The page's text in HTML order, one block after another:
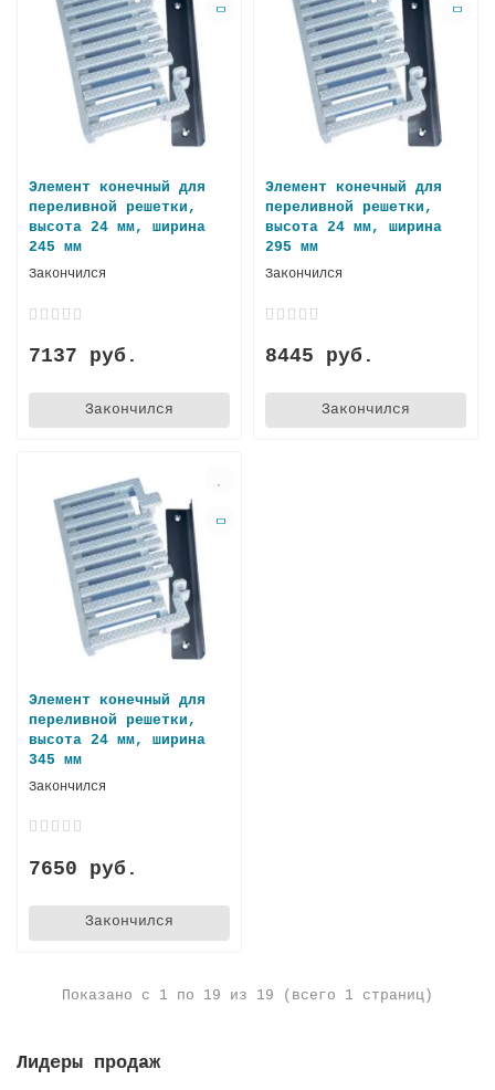
Элемент конечный для
переливной решетки,
высота 24 мм, ширина
245 мм
Закончился
7137 руб.
Закончился
Элемент конечный для
переливной решетки,
высота 24 мм, ширина
295 мм
Закончился
8445 руб.
Закончился
Элемент конечный для
переливной решетки,
высота 24 мм, ширина
345 мм
Закончился
7650 руб.
Закончился
Показано с 1 по 19 из 19 (всего 1 страниц)
Лидеры продаж